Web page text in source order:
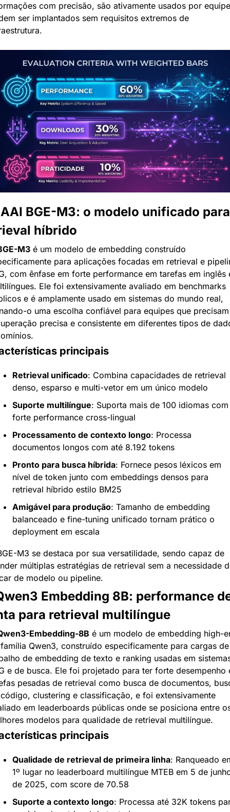
com precisão, são ativamente usados por
ser implantados sem requisitos extremos de
BGE-M3: o modelo unificado para
híbrido
M3 é um modelo de embedding construído
para aplicações focadas em retrieval e
com ênfase em forte performance em tarefas em inglês
Ele foi extensivamente avaliado em benchmarks
e é amplamente usado em sistemas do mundo real,
o uma escolha confiável para equipes que
precisa e consistente em diferentes tipos de
principais
Retrieval unificado: Combina capacidades de retrieval
denso, esparso e multi-vetor em um único modelo
Suporte multilíngue: Suporta mais de 100 idiomas com
forte performance cross-lingual
Processamento de contexto longo: Processa
documentos longos com até 8.192 tokens
Pronto para busca híbrida: Fornece pesos léxicos em
nível de token junto com embeddings densos para
retrieval híbrido estilo BM25
Amigável para produção: Tamanho de embedding
balanceado e fine-tuning unificado tornam prático o
deployment em escala
M3 se destaca por sua versatilidade, sendo capaz de
múltiplas estratégias de retrieval sem a necessidade
de modelo ou pipeline.
Embedding 8B: performance
para retrieval multilíngue
Embedding-8B é um modelo de embedding high-
Qwen3, construído especificamente para cargas de
de embedding de texto e ranking usadas em
e de busca. Ele foi projetado para ter forte desempenho
pesadas de retrieval como busca de documentos,
clustering e classificação, e foi extensivamente
em leaderboards públicas onde se posiciona entre
modelos para qualidade de retrieval multilíngue.
principais
Qualidade de retrieval de primeira linha: Ranqueado
1º lugar no leaderboard multilíngue MTEB em 5 de
de 2025, com score de 70.58
Suporte a contexto longo: Processa até 32K tokens